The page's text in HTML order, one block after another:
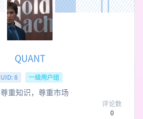
QUANT
UID: 8 一级用户组
尊重知识，尊重市场
评论数
0